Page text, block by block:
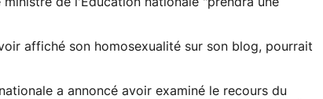
affiché son homosexualité sur son blog, pourrait
a annoncé avoir examiné le recours du